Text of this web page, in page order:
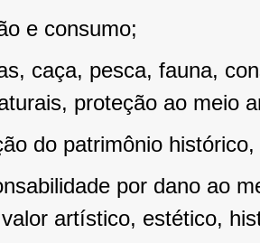
e consumo;
caça, pesca, fauna,
proteção ao meio
do patrimônio
por dano ao
artístico, estético,